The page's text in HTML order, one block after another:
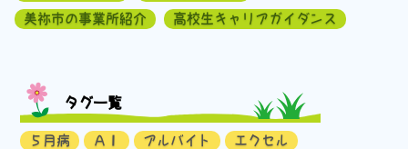
美祢市の事業所紹介
高校生キャリアガイダンス
タグ一覧
５月病 ＡＩ アルバイト
エクセル